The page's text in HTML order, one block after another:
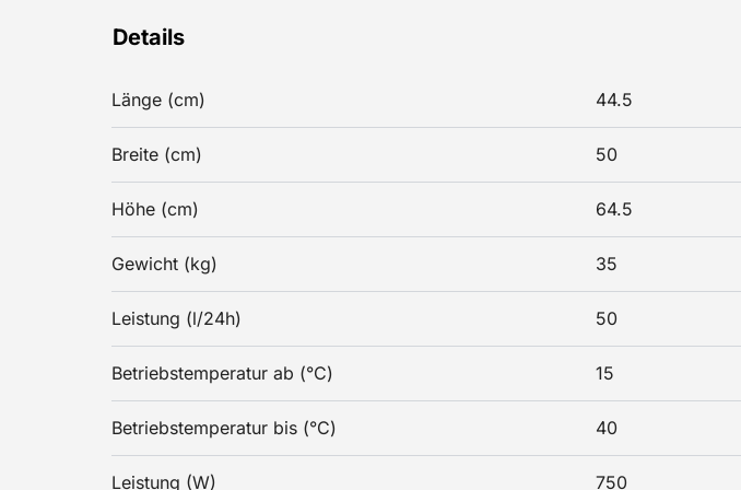
Details
Länge (cm) 44.5
Breite (cm) 50
Höhe (cm) 64.5
Gewicht (kg) 35
Leistung (l/24h) 50
Betriebstemperatur ab (°C) 15
Betriebstemperatur bis (°C) 40
Leistung (W) 750